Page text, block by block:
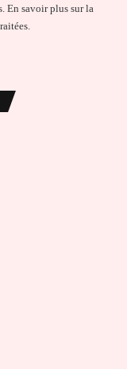
En savoir plus sur la